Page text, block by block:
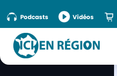
Podcasts Vidéos